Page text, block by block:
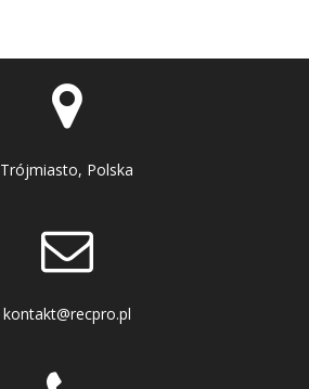
Trójmiasto, Polska
kontakt@recpro.pl